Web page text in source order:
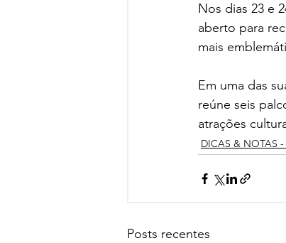
Nos dias 23 e
aberto para
mais
Em uma das
reúne seis
atrações
DICAS & NOTAS
Posts recentes